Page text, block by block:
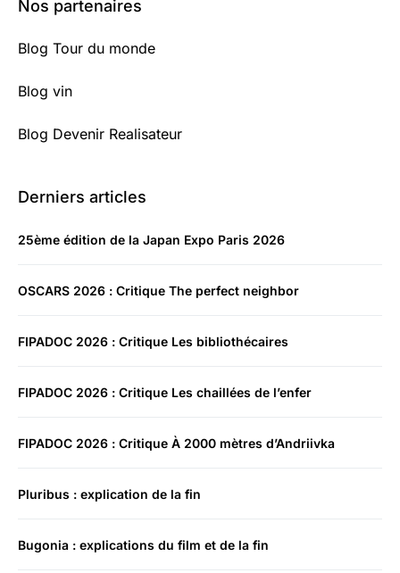
Nos partenaires
Blog Tour du monde
Blog vin
Blog Devenir Realisateur
Derniers articles
25ème édition de la Japan Expo Paris 2026
OSCARS 2026 : Critique The perfect neighbor
FIPADOC 2026 : Critique Les bibliothécaires
FIPADOC 2026 : Critique Les chaillées de l’enfer
FIPADOC 2026 : Critique À 2000 mètres d’Andriivka
Pluribus : explication de la fin
Bugonia : explications du film et de la fin